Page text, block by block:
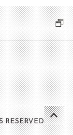
RESERVED.